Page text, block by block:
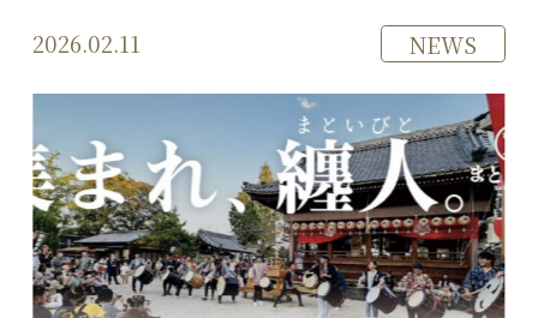
2026.02.11 NEWS